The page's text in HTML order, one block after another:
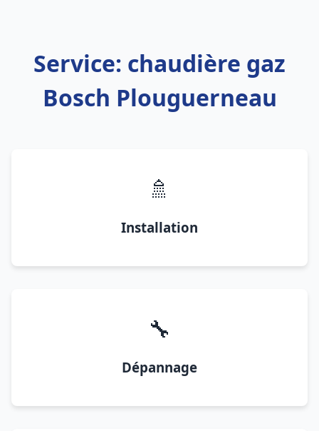
Service: chaudière gaz
Bosch Plouguerneau
🚿
Installation
🔧
Dépannage